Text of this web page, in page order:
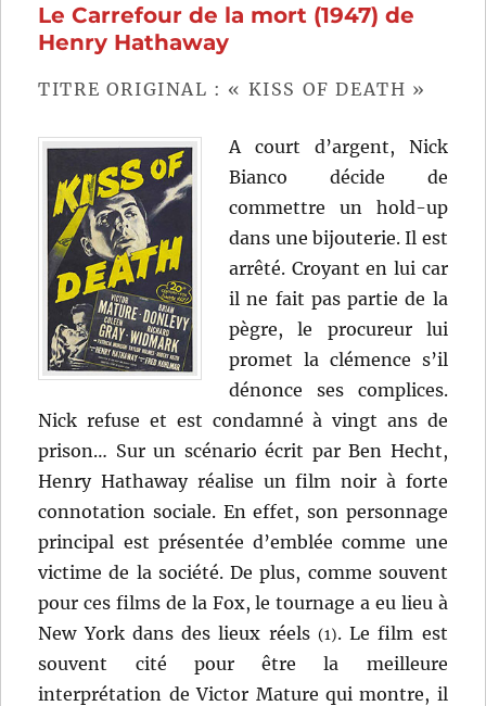
Val
Guest
Le Carrefour de la mort (1947) de
Henry Hathaway
TITRE ORIGINAL : « KISS OF DEATH »
A court d’argent, Nick
Bianco décide de
commettre un hold-up
dans une bijouterie. Il est
arrêté. Croyant en lui car
il ne fait pas partie de la
pègre, le procureur lui
promet la clémence s’il
dénonce ses complices.
Nick refuse et est condamné à vingt ans de
prison… Sur un scénario écrit par Ben Hecht,
Henry Hathaway réalise un film noir à forte
connotation sociale. En effet, son personnage
principal est présentée d’emblée comme une
victime de la société. De plus, comme souvent
pour ces films de la Fox, le tournage a eu lieu à
New York dans des lieux réels (1). Le film est
souvent cité pour être la meilleure
interprétation de Victor Mature qui montre, il